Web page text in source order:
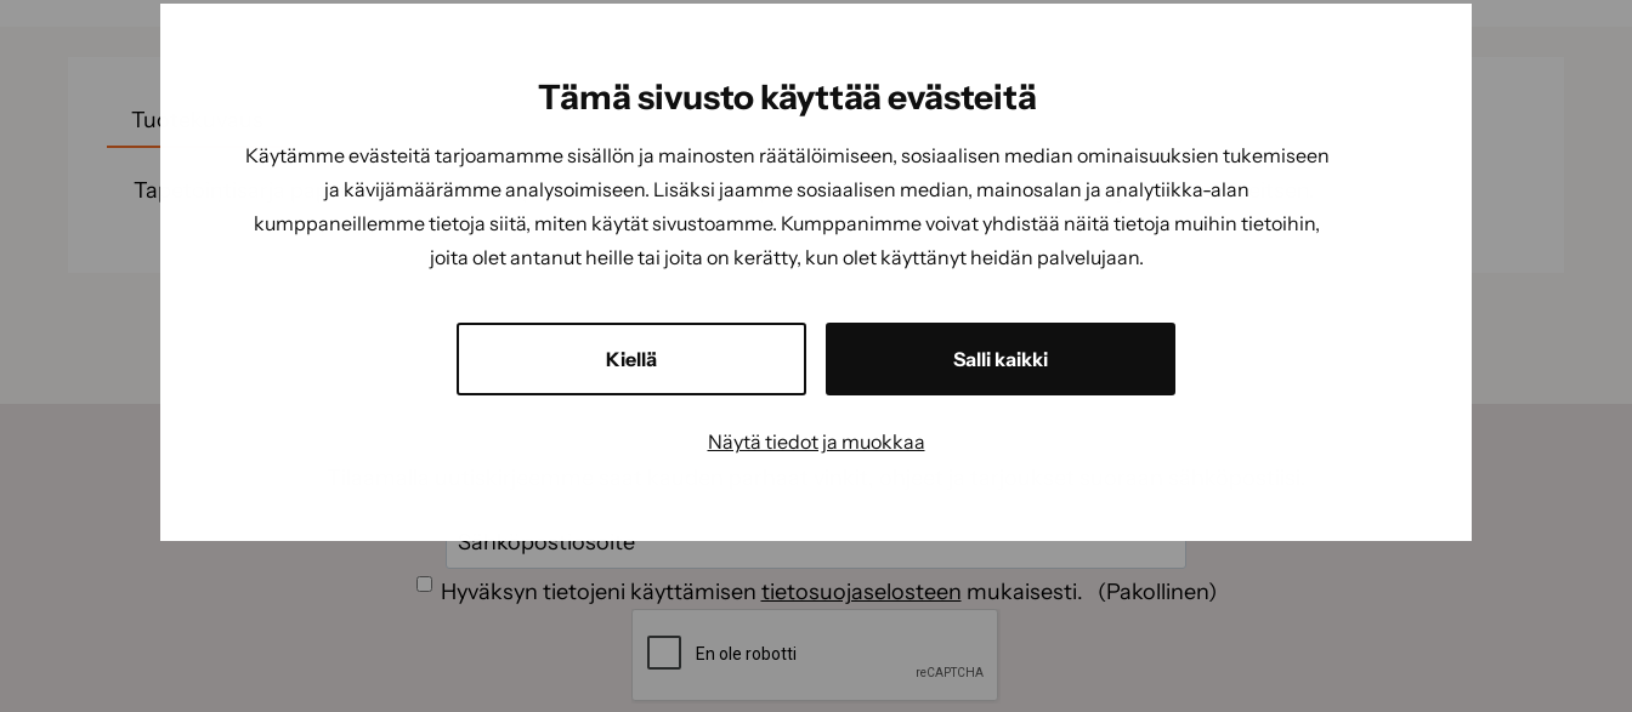
Tämä sivusto käyttää evästeitä
Käytämme evästeitä tarjoamamme sisällön ja mainosten räätälöimiseen, sosiaalisen median ominaisuuksien tukemiseen
ja kävijämäärämme analysoimiseen. Lisäksi jaamme sosiaalisen median, mainosalan ja analytiikka-alan
kumppaneillemme tietoja siitä, miten käytät sivustoamme. Kumppanimme voivat yhdistää näitä tietoja muihin tietoihin,
joita olet antanut heille tai joita on kerätty, kun olet käyttänyt heidän palvelujaan.
Kiellä Salli kaikki
Näytä tiedot ja muokkaa
Tuotekuvaus
Tapetointisarja paperitapeteille, kun tapettiliisteri levitetään tapettiin. Sisältää lastan, liisteriharjan ja taittoteräveitsen.
Suostumus
(Pakollinen)
Hyväksyn tietojeni käyttämisen tietosuojaselosteen mukaisesti.
(Pakollinen)